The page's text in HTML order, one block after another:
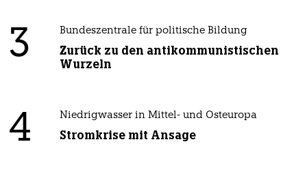
3 Bundeszentrale für politische Bildung
Zurück zu den antikommunistischen
Wurzeln
4 Niedrigwasser in Mittel- und Osteuropa
Stromkrise mit Ansage